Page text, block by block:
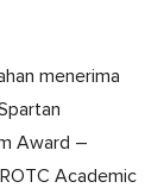
menerima
Award –
Academic